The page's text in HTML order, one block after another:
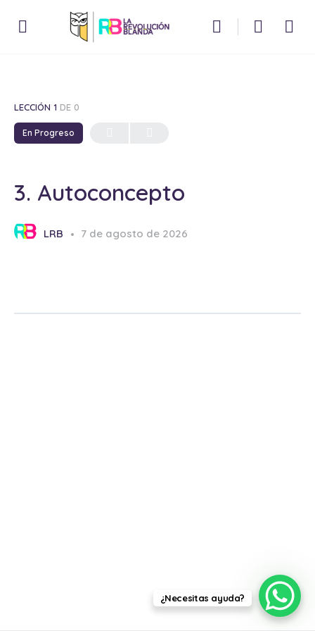
LECCIÓN 1 DE 0
En Progreso
3. Autoconcepto
LRB 7 de agosto de 2026
¿Necesitas ayuda?